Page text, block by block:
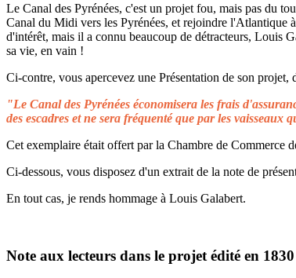
Le Canal des Pyrénées, c'est un projet fou, mais pas du
Canal du Midi vers les Pyrénées, et rejoindre l'Atlantique
d'intérêt, mais il a connu beaucoup de détracteurs, Louis
sa vie, en vain !
Ci-contre, vous apercevez une Présentation de son
"Le Canal des Pyrénées économisera les frais
des escadres et ne sera fréquenté que par les
Cet exemplaire était offert par la Chambre de
Ci-dessous, vous disposez d'un extrait de la note de
En tout cas, je rends hommage à Louis Galabert.
Note aux lecteurs dans le projet édité en 1830